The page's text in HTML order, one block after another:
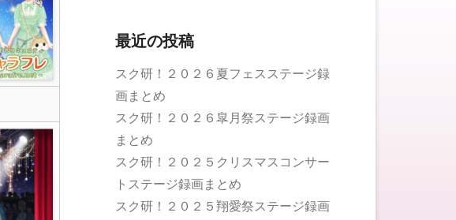
最近の投稿
スク研！２０２６夏フェスステージ録
画まとめ
スク研！２０２６皐月祭ステージ録画
まとめ
スク研！２０２５クリスマスコンサー
トステージ録画まとめ
スク研！２０２５翔愛祭ステージ録画